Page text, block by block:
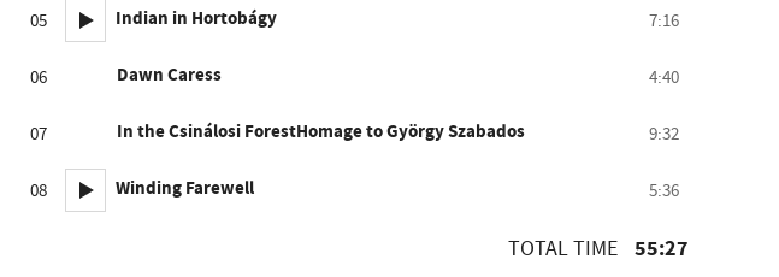
05 Indian in Hortobágy 7:16
06 Dawn Caress 4:40
07 In the Csinálosi ForestHomage to György Szabados 9:32
08 Winding Farewell 5:36
TOTAL TIME 55:27